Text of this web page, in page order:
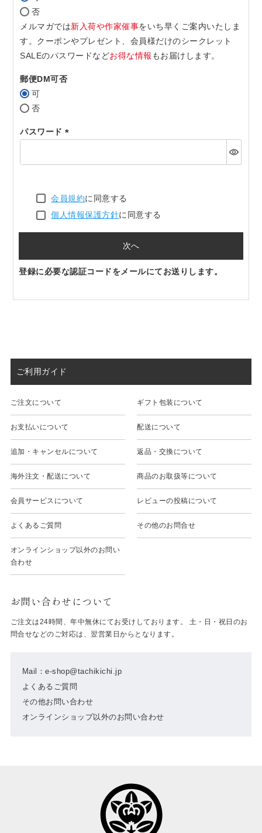
否
メルマガでは新入荷や作家催事をいち早くご案内いたしま
す。クーポンやプレゼント、会員様だけのシークレット
SALEのパスワードなどお得な情報 もお届けします。
郵便DM可否
可
否
パスワード
須)
会員規約に同意する
個人情報保護方針に同意する
次へ
登録に必要な認証コードをメールにてお送りします。
ご利用ガイド
ご注文について ギフト包装について
お支払いについて 配送について
追加・キャンセルについて 返品・交換について
海外注文・配送について 商品のお取扱等について
会員サービスについて レビューの投稿について
よくあるご質問 その他のお問合せ
オンラインショップ以外のお問い
合わせ
お問い合わせについて
Mail：e-shop@tachikichi.jp
よくあるご質問
その他お問い合わせ
オンラインショップ以外のお問い合わせ
ご注文は24時間、年中無休にてお受けしております。 土・日・祝日のお
問合せなどのご対応は、翌営業日からとなります。